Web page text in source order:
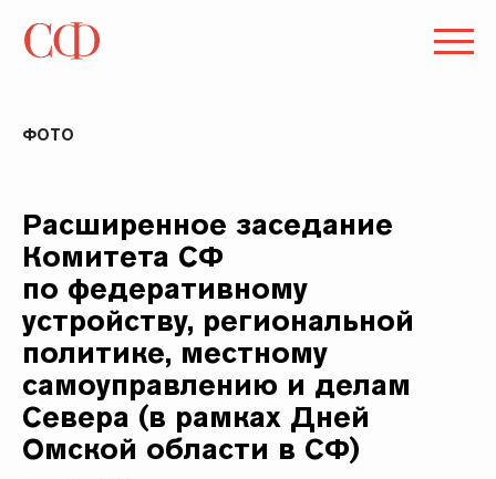
ФОТО
Расширенное заседание
Комитета СФ
по федеративному
устройству, региональной
политике, местному
самоуправлению и делам
Севера (в рамках Дней
Омской области в СФ)